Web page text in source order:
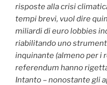
risposte alla crisi
tempi brevi, vuol dire
miliardi di euro lobbies
riabilitando uno
inquinante (almeno per i
referendum hanno
Intanto – nonostante gli